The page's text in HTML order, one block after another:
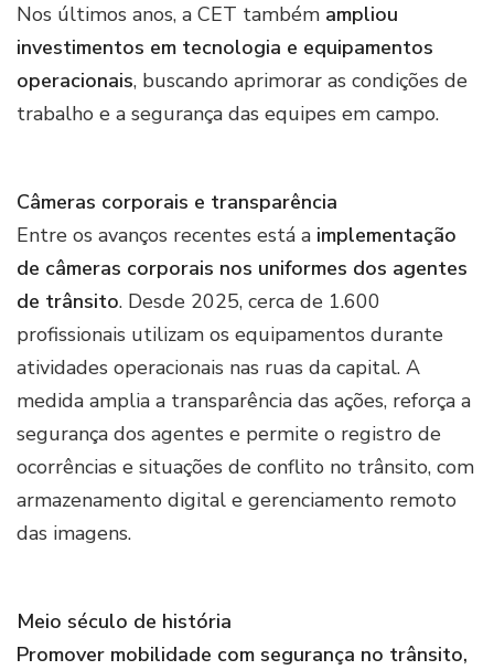
Nos últimos anos, a CET também ampliou
investimentos em tecnologia e equipamentos
operacionais, buscando aprimorar as condições de
trabalho e a segurança das equipes em campo.
Câmeras corporais e transparência
Entre os avanços recentes está a implementação
de câmeras corporais nos uniformes dos agentes
de trânsito. Desde 2025, cerca de 1.600
profissionais utilizam os equipamentos durante
atividades operacionais nas ruas da capital. A
medida amplia a transparência das ações, reforça a
segurança dos agentes e permite o registro de
ocorrências e situações de conflito no trânsito, com
armazenamento digital e gerenciamento remoto
das imagens.
Meio século de história
Promover mobilidade com segurança no trânsito,